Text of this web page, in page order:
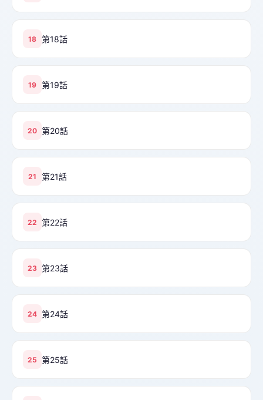
18 第18話
19 第19話
20 第20話
21 第21話
22 第22話
23 第23話
24 第24話
25 第25話